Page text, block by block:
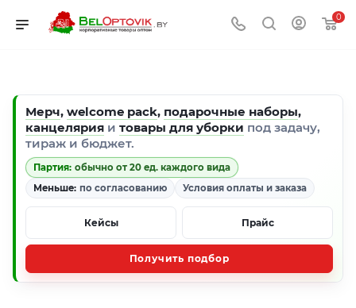
0
Мерч, welcome pack, подарочные наборы,
канцелярия и товары для уборки под задачу,
тираж и бюджет.
Партия: обычно от 20 ед. каждого вида
Меньше: по согласованию Условия оплаты и заказа
Кейсы Прайс
Получить подбор